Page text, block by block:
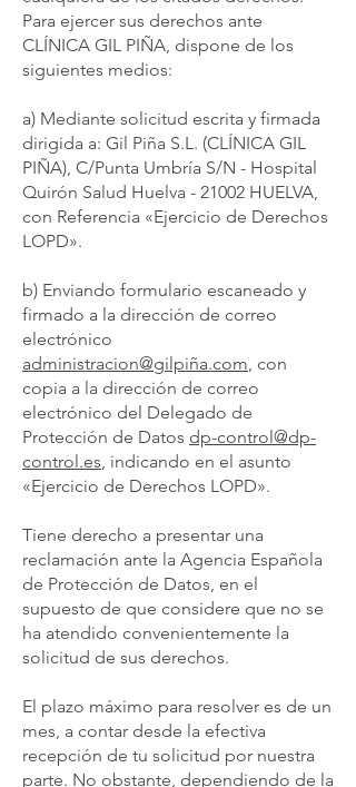
Para ejercer sus derechos ante
CLÍNICA GIL PIÑA, dispone de los
siguientes medios:
a) Mediante solicitud escrita y firmada
dirigida a: Gil Piña S.L. (CLÍNICA GIL
PIÑA), C/Punta Umbría S/N - Hospital
Quirón Salud Huelva - 21002 HUELVA,
con Referencia «Ejercicio de Derechos
LOPD».
b) Enviando formulario escaneado y
firmado a la dirección de correo
electrónico
administracion@gilpiña.com, con
copia a la dirección de correo
electrónico del Delegado de
Protección de Datos dp-control@dp-
control.es, indicando en el asunto
«Ejercicio de Derechos LOPD».
Tiene derecho a presentar una
reclamación ante la Agencia Española
de Protección de Datos, en el
supuesto de que considere que no se
ha atendido convenientemente la
solicitud de sus derechos.
El plazo máximo para resolver es de un
mes, a contar desde la efectiva
recepción de tu solicitud por nuestra
parte. No obstante, dependiendo de la